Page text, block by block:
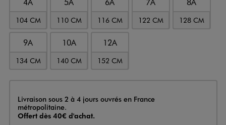
104 CM 110 CM 116 CM 122 CM 128 CM
9A
134 CM
10A
140 CM
12A
152 CM
Livraison
Livraison sous 2 à 4 jours ouvrés en France
métropolitaine.
Offert dès 40€ d'achat.